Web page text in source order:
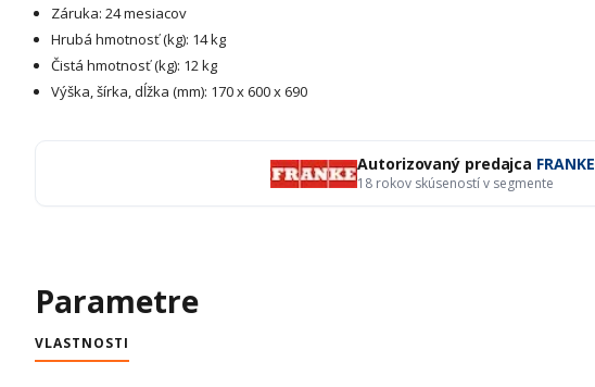
Záruka: 24 mesiacov
Hrubá hmotnosť (kg): 14 kg
Čistá hmotnosť (kg): 12 kg
Výška, šírka, dĺžka (mm): 170 x 600 x 690
Autorizovaný predajca FRANKE
18 rokov skúseností v segmente
Parametre
VLASTNOSTI